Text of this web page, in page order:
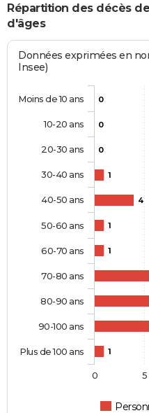
Répartition des décès
d'âges
Données exprimées en
Insee)
0
0
0
1
4
1
1
1
Moins de 10 ans
10-20 ans
20-30 ans
30-40 ans
40-50 ans
50-60 ans
60-70 ans
70-80 ans
80-90 ans
90-100 ans
Plus de 100 ans
0 5